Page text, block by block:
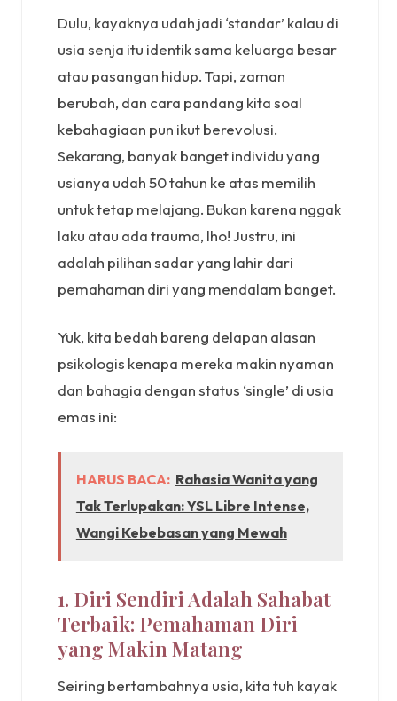
Dulu, kayaknya udah jadi ‘standar’ kalau di
usia senja itu identik sama keluarga besar
atau pasangan hidup. Tapi, zaman
berubah, dan cara pandang kita soal
kebahagiaan pun ikut berevolusi.
Sekarang, banyak banget individu yang
usianya udah 50 tahun ke atas memilih
untuk tetap melajang. Bukan karena nggak
laku atau ada trauma, lho! Justru, ini
adalah pilihan sadar yang lahir dari
pemahaman diri yang mendalam banget.
Yuk, kita bedah bareng delapan alasan
psikologis kenapa mereka makin nyaman
dan bahagia dengan status ‘single’ di usia
emas ini:
HARUS BACA: Rahasia Wanita yang
Tak Terlupakan: YSL Libre Intense,
Wangi Kebebasan yang Mewah
1. Diri Sendiri Adalah Sahabat
Terbaik: Pemahaman Diri
yang Makin Matang
Seiring bertambahnya usia, kita tuh kayak